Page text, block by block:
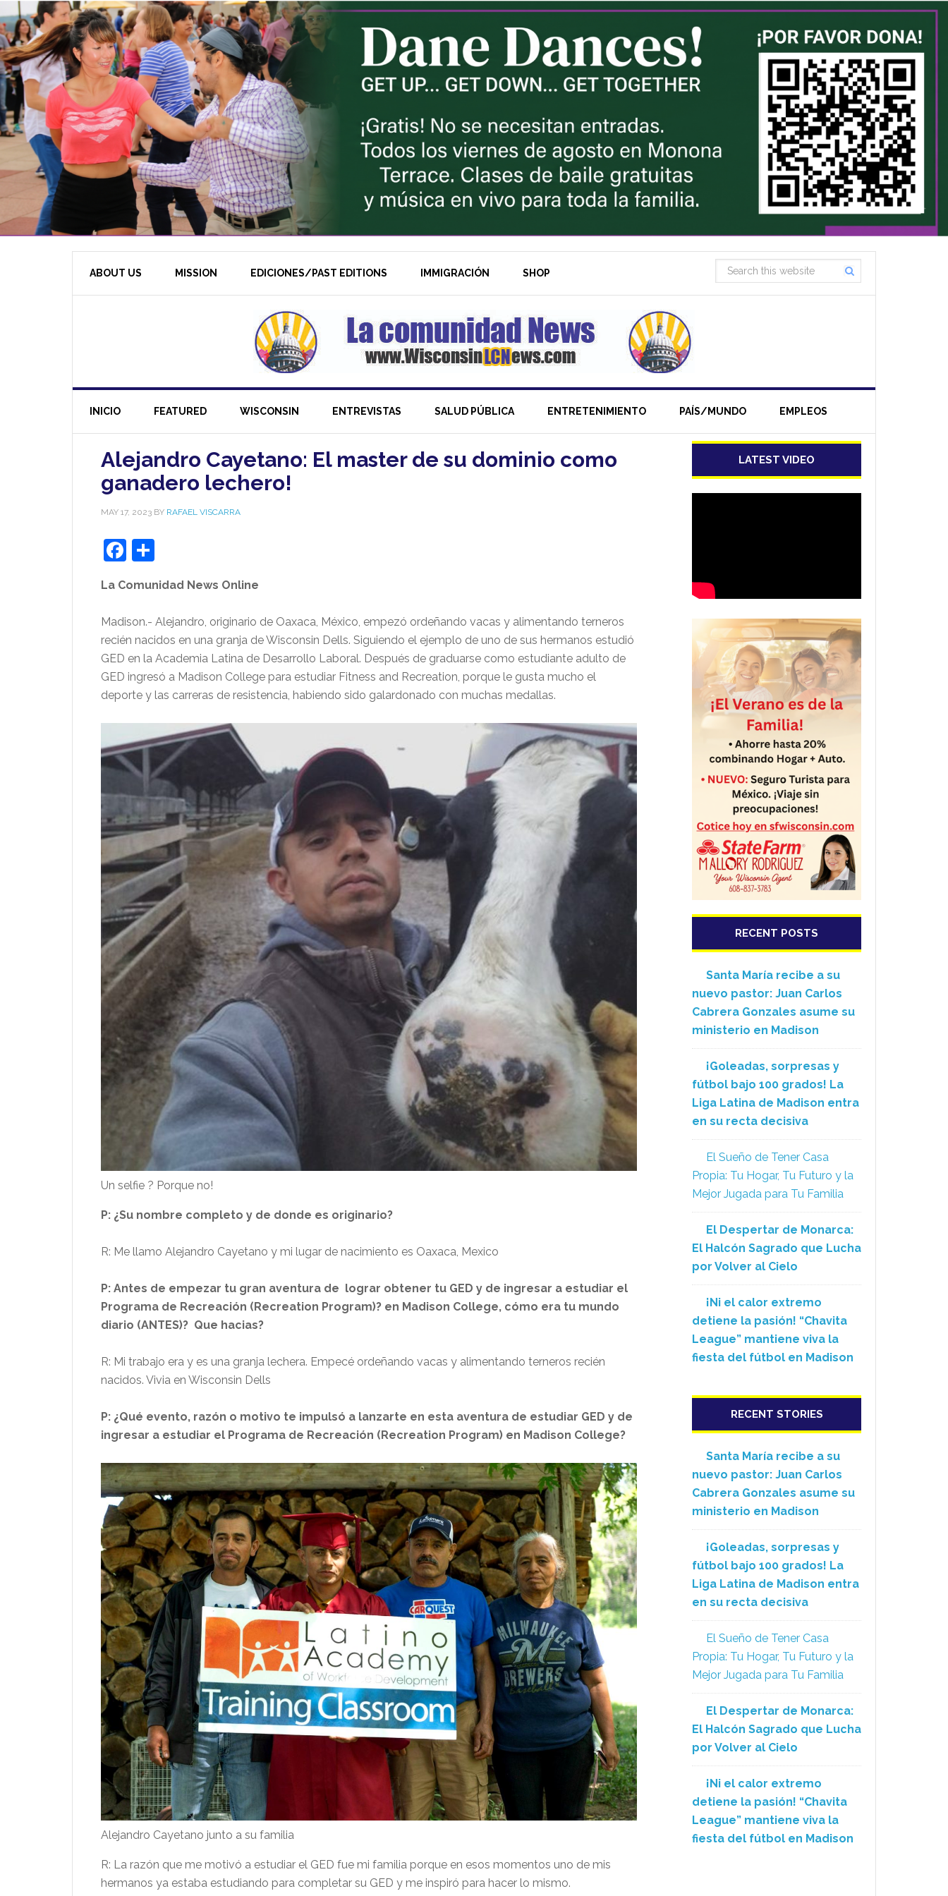
ABOUT US MISSION EDICIONES/PAST EDITIONS IMMIGRACIÓN SHOP
INICIO FEATURED WISCONSIN ENTREVISTAS SALUD PÚBLICA ENTRETENIMIENTO PAÍS/MUNDO EMPLEOS
Alejandro Cayetano: El master de su dominio como
ganadero lechero!
MAY 17, 2023 BY RAFAEL VISCARRA
Facebook
La Comunidad News Online
Madison.- Alejandro, originario de Oaxaca, México, empezó ordeñando vacas y alimentando terneros
recién nacidos en una granja de Wisconsin Dells. Siguiendo el ejemplo de uno de sus hermanos estudió
GED en la Academia Latina de Desarrollo Laboral. Después de graduarse como estudiante adulto de
GED ingresó a Madison College para estudiar Fitness and Recreation, porque le gusta mucho el
deporte y las carreras de resistencia, habiendo sido galardonado con muchas medallas.
Un selfie ? Porque no!
P: ¿Su nombre completo y de donde es originario?
R: Me llamo Alejandro Cayetano y mi lugar de nacimiento es Oaxaca, Mexico
P: Antes de empezar tu gran aventura de lograr obtener tu GED y de ingresar a estudiar el
Programa de Recreación (Recreation Program)? en Madison College, cómo era tu mundo
diario (ANTES)? Que hacias?
R: Mi trabajo era y es una granja lechera. Empecé ordeñando vacas y alimentando terneros recién
nacidos. Vivia en Wisconsin Dells
P: ¿Qué evento, razón o motivo te impulsó a lanzarte en esta aventura de estudiar GED y de
ingresar a estudiar el Programa de Recreación (Recreation Program) en Madison College?
Alejandro Cayetano junto a su familia
R: La razón que me motivó a estudiar el GED fue mi familia porque en esos momentos uno de mis
hermanos ya estaba estudiando para completar su GED y me inspiró para hacer lo mismo.
LATEST VIDEO
RECENT POSTS
Santa María recibe a su
nuevo pastor: Juan Carlos
Cabrera Gonzales asume su
ministerio en Madison
¡Goleadas, sorpresas y
fútbol bajo 100 grados! La
Liga Latina de Madison entra
en su recta decisiva
El Sueño de Tener Casa
Propia: Tu Hogar, Tu Futuro y la
Mejor Jugada para Tu Familia
El Despertar de Monarca:
El Halcón Sagrado que Lucha
por Volver al Cielo
¡Ni el calor extremo
detiene la pasión! “Chavita
League” mantiene viva la
fiesta del fútbol en Madison
RECENT STORIES
Santa María recibe a su
nuevo pastor: Juan Carlos
Cabrera Gonzales asume su
ministerio en Madison
¡Goleadas, sorpresas y
fútbol bajo 100 grados! La
Liga Latina de Madison entra
en su recta decisiva
El Sueño de Tener Casa
Propia: Tu Hogar, Tu Futuro y la
Mejor Jugada para Tu Familia
El Despertar de Monarca:
El Halcón Sagrado que Lucha
por Volver al Cielo
¡Ni el calor extremo
detiene la pasión! “Chavita
League” mantiene viva la
fiesta del fútbol en Madison